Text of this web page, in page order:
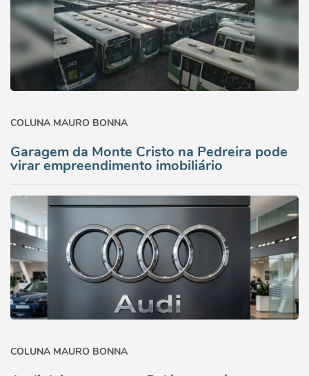
COLUNA MAURO BONNA
Garagem da Monte Cristo na Pedreira pode
virar empreendimento imobiliário
COLUNA MAURO BONNA